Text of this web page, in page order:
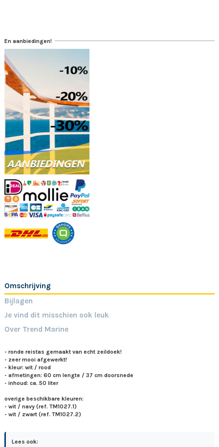
En aanbiedingen!
Omschrijving
Bijlagen
Je vind dit misschien ook leuk
Over Trend Marine
- ronde reistas gemaakt van echt zeildoek!
- zeer mooi afgewerkt!
- kleur: wit / rood
- afmetingen: 60 cm lengte / 37 cm doorsnede
- inhoud: ca. 50 liter
overige beschikbare kleuren:
- wit / navy (ref. TM1027.1)
- wit / zwart (ref. TM1027.2)
Lees ook: